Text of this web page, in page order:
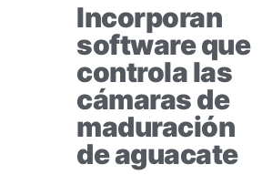
Incorporan
software que
controla las
cámaras de
maduración
de aguacate